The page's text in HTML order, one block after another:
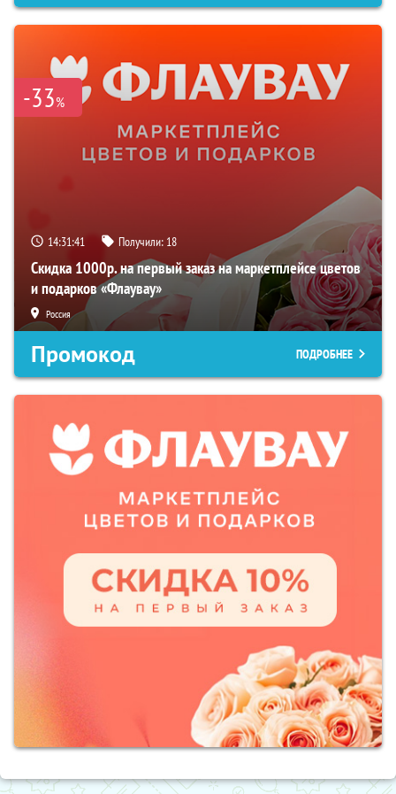
-33%
14:31:40 Получили: 18
Скидка 1000р. на первый заказ на маркетплейсе цветов
и подарков «Флаувау»
Россия
Промокод ПОДРОБНЕЕ